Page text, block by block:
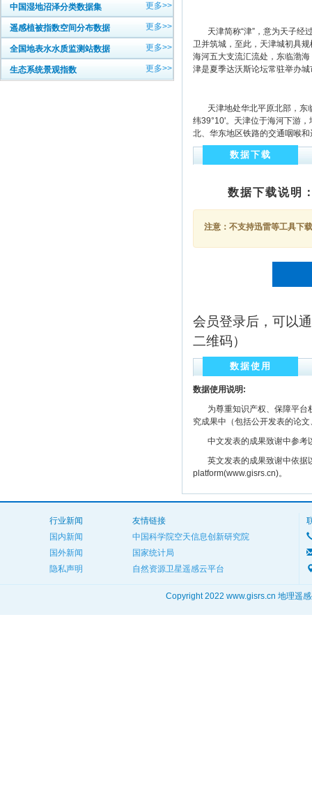
中国湿地沼泽分类数据集 更多>>
遥感植被指数空间分布数据 更多>>
全国地表水水质监测站数据 更多>>
生态系统景观指数 更多>>
天津简称“津”，意为天子经
卫并筑城，至此，天津城初具
海河五大支流汇流处，东临渤
津是夏季达沃斯论坛常驻举办城
天津地处华北平原北部，东
纬39°10'。天津位于海河下游
北、华东地区铁路的交通咽喉
数据下载
数据下载说明
注意：不支持迅雷等工具下
会员登录后，可以
二维码）
数据使用
数据使用说明:
为尊重知识产权、保障平台
究成果中（包括公开发表的论
中文发表的成果致谢中参考
英文发表的成果致谢中依据
platform(www.gisrs.cn)。
行业新闻
国内新闻
国外新闻
隐私声明
友情链接
中国科学院空天信息创新研究院
国家统计局
自然资源卫星遥感云平台
Copyright 2022 www.gisrs.cn 地理遥